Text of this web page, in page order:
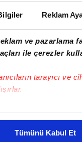
Reklam
ve pazarlama
ile çerezler
tarayıcı ve
vermeniz halinde
yaşatabiliriz.
Tümünü Kabul Et